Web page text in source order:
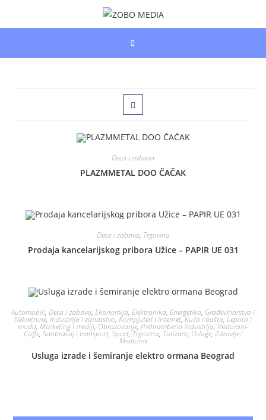
Deca i zabava
PLAZMMETAL DOO ČAČAK
Deca i zabava, Trgovina
Prodaja kancelarijskog pribora Užice – PAPIR UE 031
Automobili, Deca i zabava, Ekonomija, Elektronika, Energetika, Građevinarstvo i
Nekretnine, Industrija i zanatstvo, Kompjuteri i internet,Kuća i bašta, Lepota i
moda, Marketing i mediji, Obrazovanje, Prehrambena industrija, Restorani-
Caffe, Saobraćaj i transport, Sport,Trgovina, Turizam, Usluge,Zdravlje i
Medicina
Usluga izrade i šemiranje elektro ormana Beograd